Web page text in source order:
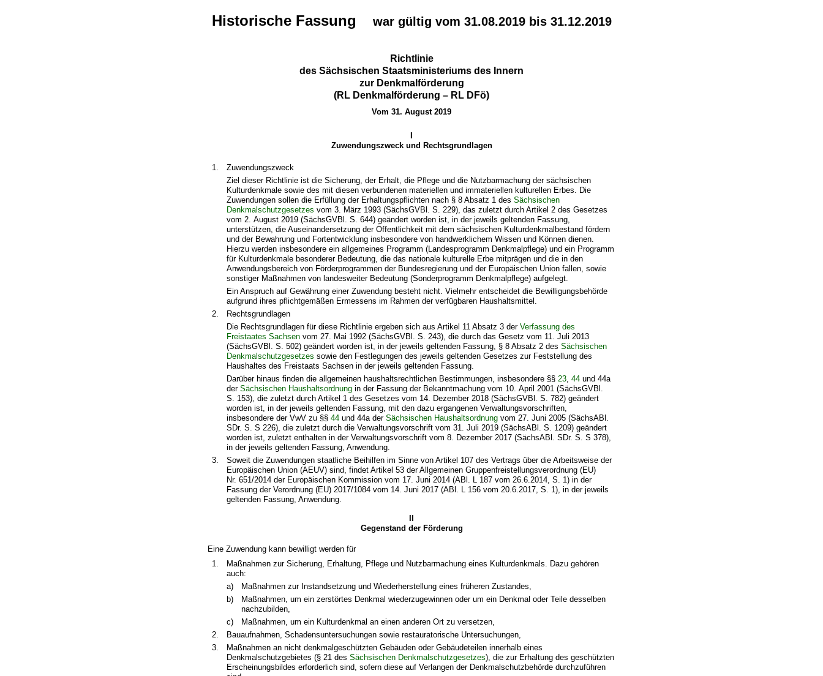
Historische Fassung war gültig vom 31.08.2019 bis 31.12.2019
Richtlinie
des Sächsischen Staatsministeriums des Innern
zur Denkmalförderung
(RL Denkmalförderung – RL DFö)
Vom 31. August 2019
Zuwendungszweck und Rechtsgrundlagen
1.
Zuwendungszweck
Ziel dieser Richtlinie ist die Sicherung, der Erhalt, die Pflege und die Nutzbarmachung der sächsischen
Kulturdenkmale sowie des mit diesen verbundenen materiellen und immateriellen kulturellen Erbes. Die
Zuwendungen sollen die Erfüllung der Erhaltungspflichten nach § 8 Absatz 1 des Sächsischen
Denkmalschutzgesetzes vom 3. März 1993 (SächsGVBl. S. 229), das zuletzt durch Artikel 2 des Gesetzes
vom 2. August 2019 (SächsGVBl. S. 644) geändert worden ist, in der jeweils geltenden Fassung,
unterstützen, die Auseinandersetzung der Öffentlichkeit mit dem sächsischen Kulturdenkmalbestand fördern
und der Bewahrung und Fortentwicklung insbesondere von handwerklichem Wissen und Können dienen.
Hierzu werden insbesondere ein allgemeines Programm (Landesprogramm Denkmalpflege) und ein Programm
für Kulturdenkmale besonderer Bedeutung, die das nationale kulturelle Erbe mitprägen und die in den
Anwendungsbereich von Förderprogrammen der Bundesregierung und der Europäischen Union fallen, sowie
sonstiger Maßnahmen von landesweiter Bedeutung (Sonderprogramm Denkmalpflege) aufgelegt.
Ein Anspruch auf Gewährung einer Zuwendung besteht nicht. Vielmehr entscheidet die Bewilligungsbehörde
aufgrund ihres pflichtgemäßen Ermessens im Rahmen der verfügbaren Haushaltsmittel.
2.
Rechtsgrundlagen
Die Rechtsgrundlagen für diese Richtlinie ergeben sich aus Artikel 11 Absatz 3 der Verfassung des
Freistaates Sachsenvom 27. Mai 1992 (SächsGVBl. S. 243), die durch das Gesetz vom 11. Juli 2013
(SächsGVBl. S. 502) geändert worden ist, in der jeweils geltenden Fassung, § 8 Absatz 2 des Sächsischen
Denkmalschutzgesetzes sowie den Festlegungen des jeweils geltenden Gesetzes zur Feststellung des
Haushaltes des Freistaats Sachsen in der jeweils geltenden Fassung.
Darüber hinaus finden die allgemeinen haushaltsrechtlichen Bestimmungen, insbesondere §§ 23, 44und 44a
der Sächsischen Haushaltsordnungin der Fassung der Bekanntmachung vom 10. April 2001 (SächsGVBl.
S. 153), die zuletzt durch Artikel 1 des Gesetzes vom 14. Dezember 2018 (SächsGVBl. S. 782) geändert
worden ist, in der jeweils geltenden Fassung, mit den dazu ergangenen Verwaltungsvorschriften,
insbesondere der VwV zu §§ 44und 44a der Sächsischen Haushaltsordnungvom 27. Juni 2005 (SächsABl.
SDr. S. S 226), die zuletzt durch die Verwaltungsvorschrift vom 31. Juli 2019 (SächsABl. S. 1209) geändert
worden ist, zuletzt enthalten in der Verwaltungsvorschrift vom 8. Dezember 2017 (SächsABl. SDr. S. S 378),
in der jeweils geltenden Fassung, Anwendung.
3.
Soweit die Zuwendungen staatliche Beihilfen im Sinne von Artikel 107 des Vertrags über die Arbeitsweise der
Europäischen Union (AEUV) sind, findet Artikel 53 der Allgemeinen Gruppenfreistellungsverordnung (EU)
Nr. 651/2014 der Europäischen Kommission vom 17. Juni 2014 (ABl. L 187 vom 26.6.2014, S. 1) in der
Fassung der Verordnung (EU) 2017/1084 vom 14. Juni 2017 (ABl. L 156 vom 20.6.2017, S. 1), in der jeweils
geltenden Fassung, Anwendung.
Gegenstand der Förderung
Eine Zuwendung kann bewilligt werden für
1.
Maßnahmen zur Sicherung, Erhaltung, Pflege und Nutzbarmachung eines Kulturdenkmals. Dazu gehören
auch:
a)
Maßnahmen zur Instandsetzung und Wiederherstellung eines früheren Zustandes,
b)
Maßnahmen, um ein zerstörtes Denkmal wiederzugewinnen oder um ein Denkmal oder Teile desselben
nachzubilden,
c)
Maßnahmen, um ein Kulturdenkmal an einen anderen Ort zu versetzen,
2.
Bauaufnahmen, Schadensuntersuchungen sowie restauratorische Untersuchungen,
3.
Maßnahmen an nicht denkmalgeschützten Gebäuden oder Gebäudeteilen innerhalb eines
Denkmalschutzgebietes (§ 21 des Sächsischen Denkmalschutzgesetzes), die zur Erhaltung des geschützten
Erscheinungsbildes erforderlich sind, sofern diese auf Verlangen der Denkmalschutzbehörde durchzuführen